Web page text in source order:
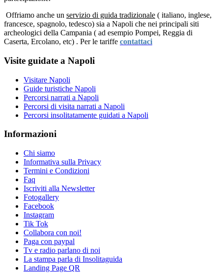
Offriamo anche un servizio di guida tradizionale ( italiano, inglese,
francesce, spagnolo, tedesco) sia a Napoli che nei principali siti
archeologici della Campania ( ad esempio Pompei, Reggia di
Caserta, Ercolano, etc) . Per le tariffe contattaci
Visite guidate a Napoli
Visitare Napoli
Guide turistiche Napoli
Percorsi narrati a Napoli
Percorsi di visita narrati a Napoli
Percorsi insolitatamente guidati a Napoli
Informazioni
Chi siamo
Informativa sulla Privacy
Termini e Condizioni
Faq
Iscriviti alla Newsletter
Fotogallery
Facebook
Instagram
Tik Tok
Collabora con noi!
Paga con paypal
Tv e radio parlano di noi
La stampa parla di Insolitaguida
Landing Page QR